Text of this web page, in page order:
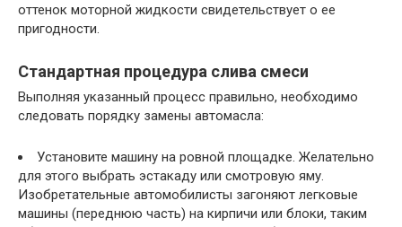
оттенок моторной жидкости свидетельствует о ее
пригодности.
Стандартная процедура слива смеси
Выполняя указанный процесс правильно, необходимо
следовать порядку замены автомасла:
Установите машину на ровной площадке. Желательно
для этого выбрать эстакаду или смотровую яму.
Изобретательные автомобилисты загоняют легковые
машины (переднюю часть) на кирпичи или блоки, таким